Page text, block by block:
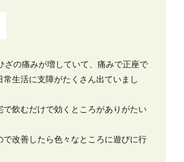
ざの痛みが増していて、痛みで正座で
常生活に支障がたくさん出ていまし
で飲むだけで効くところがありがたい
で改善したら色々なところに遊びに行